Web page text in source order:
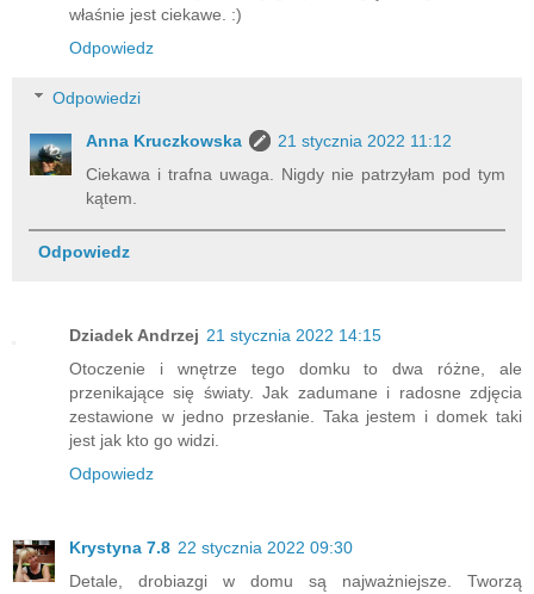
właśnie jest ciekawe. :)
Odpowiedz
Odpowiedzi
Anna Kruczkowska
21 stycznia 2022 11:12
Ciekawa i trafna uwaga. Nigdy nie patrzyłam pod tym
kątem.
Odpowiedz
Dziadek Andrzej 21 stycznia 2022 14:15
Otoczenie i wnętrze tego domku to dwa różne, ale
przenikające się światy. Jak zadumane i radosne zdjęcia
zestawione w jedno przesłanie. Taka jestem i domek taki
jest jak kto go widzi.
Odpowiedz
Krystyna 7.8 22 stycznia 2022 09:30
Detale, drobiazgi w domu są najważniejsze. Tworzą